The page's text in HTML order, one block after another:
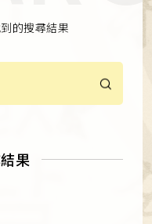
的搜尋結果
果